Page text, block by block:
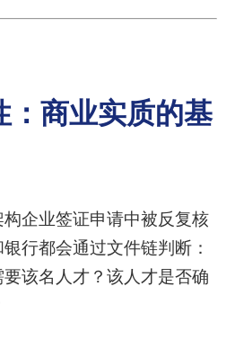
：商业实质的基
企业签证申请中被反复核
行都会通过文件链判断：
该名人才？该人才是否确